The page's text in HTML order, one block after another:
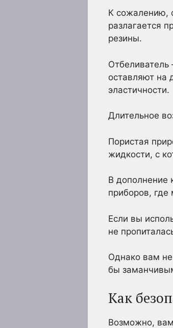
К сожалению,
разлагается
резины.
Отбеливатель
оставляют на
эластичности.
Длительное
Пористая
жидкости, с
В дополнение
приборов,
Если вы
не
Однако вам не
бы
Как
Возможно, вам